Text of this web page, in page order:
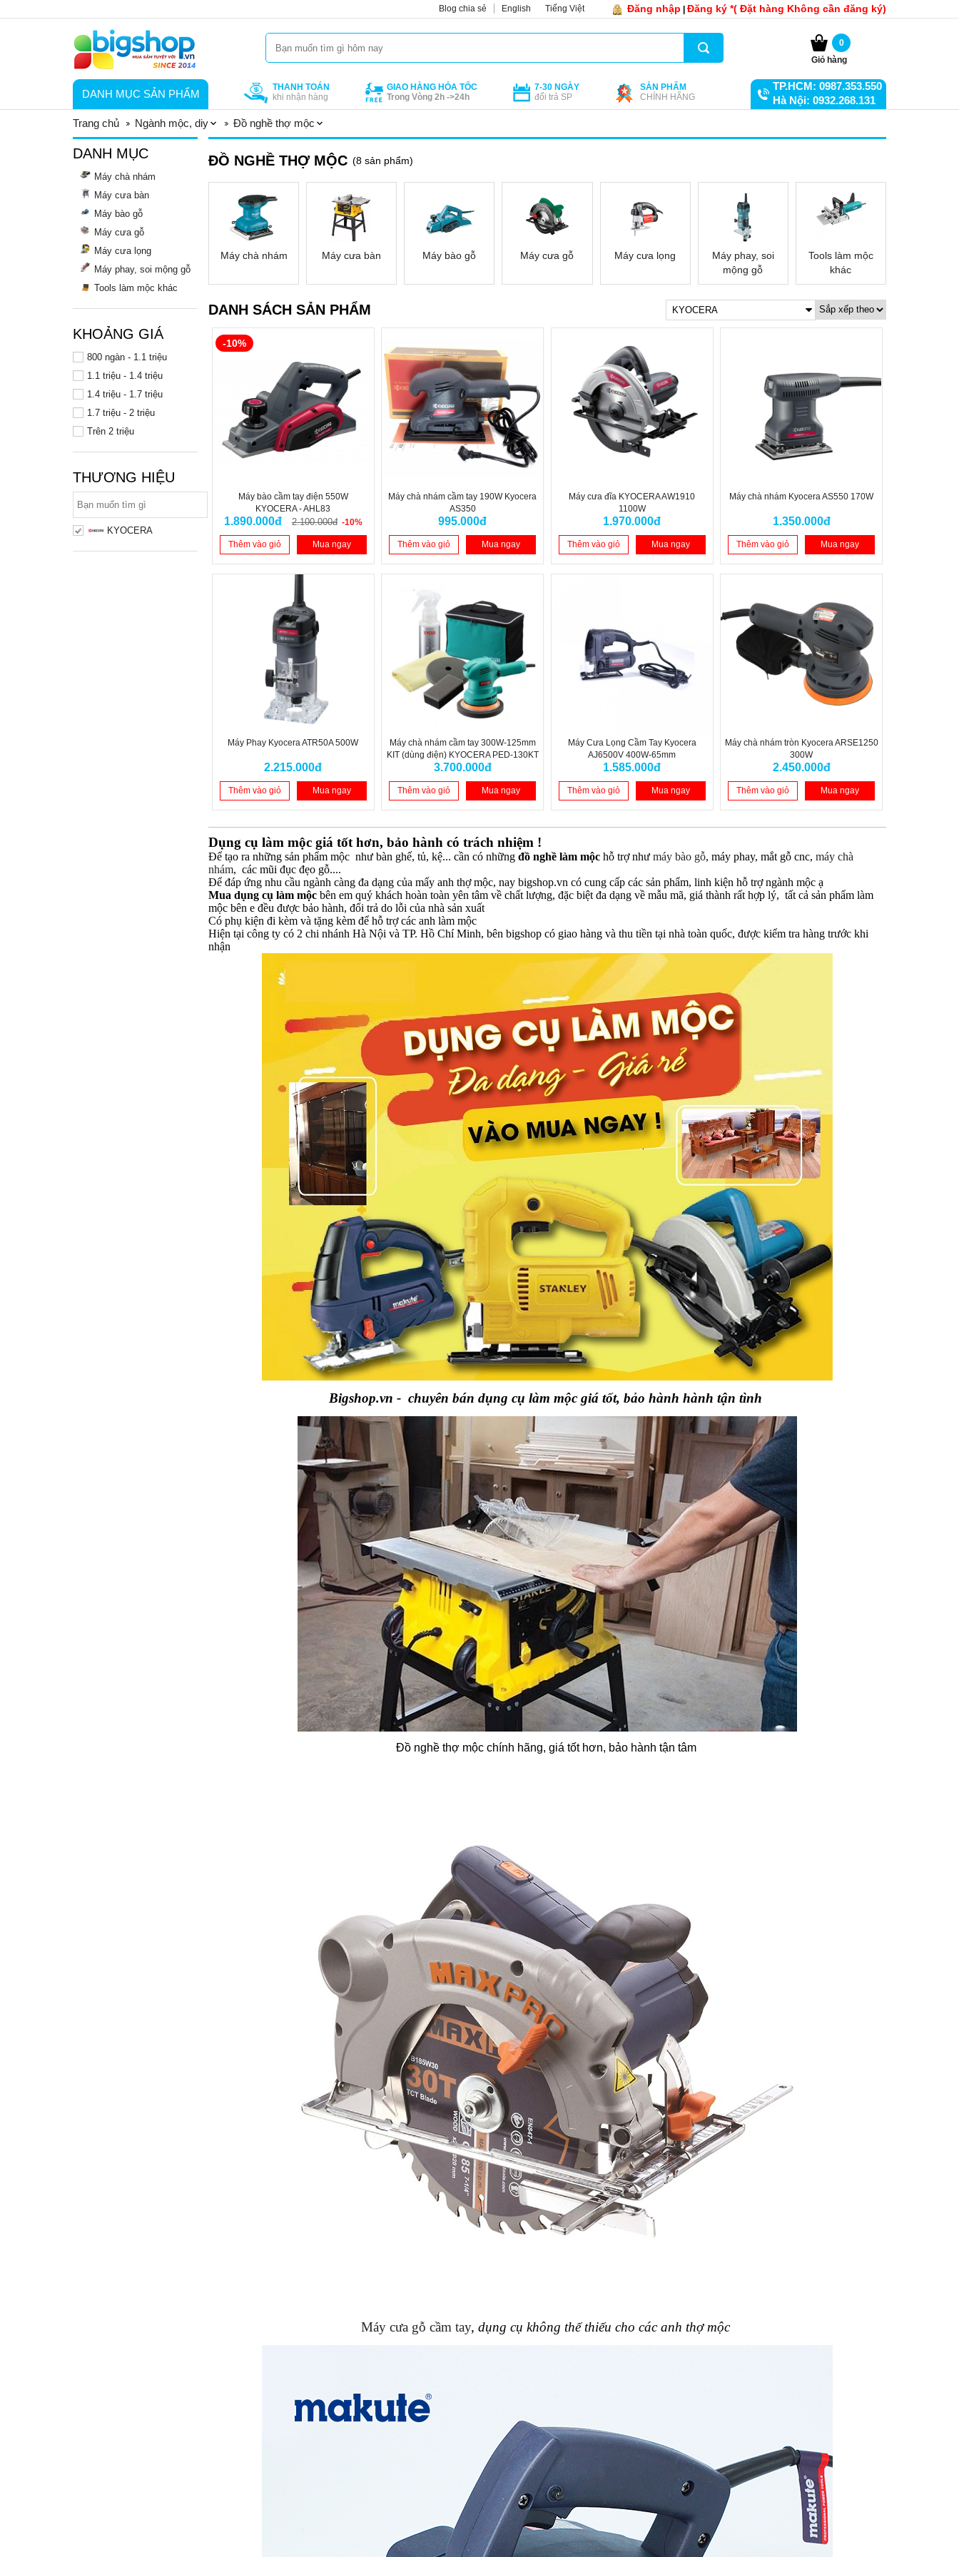
Đăng nhập Đăng ký *( Đặt hàng Không cần đăng ký)
Blog chia sẻ English Tiếng Việt
0
Giỏ hàng
DANH MỤC SẢN PHẨM
THANH TOÁN
khi nhận hàng
GIAO HÀNG HỎA TỐC
Trong Vòng 2h ->24h
7-30 NGÀY
đổi trả SP
SẢN PHẨM
CHÍNH HÃNG
TP.HCM: 0987.353.550
Hà Nội: 0932.268.131
Trang chủ
Ngành mộc, diy Đồ nghề thợ mộc
DANH MỤC
Máy chà nhám
Máy cưa bàn
Máy bào gỗ
Máy cưa gỗ
Máy cưa lọng
Máy phay, soi mộng gỗ
Tools làm mộc khác
KHOẢNG GIÁ
800 ngàn - 1.1 triệu
1.1 triệu - 1.4 triệu
1.4 triệu - 1.7 triệu
1.7 triệu - 2 triệu
Trên 2 triệu
THƯƠNG HIỆU
KYOCERA
ĐỒ NGHỀ THỢ MỘC (8 sản phẩm)
Máy chà nhám Máy cưa bàn Máy bào gỗ Máy cưa gỗ Máy cưa lọng
Máy phay, soi
mộng gỗ
Tools làm mộc
khác
DANH SÁCH SẢN PHẨM KYOCERA
Máy bào cầm tay điện 550W
KYOCERA - AHL83
1.890.000đ 2.100.000đ -10%
-10%
Thêm vào giỏ Mua ngay
Máy chà nhám cầm tay 190W Kyocera
AS350
995.000đ
Thêm vào giỏ Mua ngay
Máy cưa đĩa KYOCERA AW1910
1100W
1.970.000đ
Thêm vào giỏ Mua ngay
Máy chà nhám Kyocera AS550 170W
1.350.000đ
Thêm vào giỏ Mua ngay
Máy Phay Kyocera ATR50A 500W
2.215.000đ
Thêm vào giỏ Mua ngay
Máy chà nhám cầm tay 300W-125mm
KIT (dùng điện) KYOCERA PED-130KT
3.700.000đ
Thêm vào giỏ Mua ngay
Máy Cưa Lọng Cầm Tay Kyocera
AJ6500V 400W-65mm
1.585.000đ
Thêm vào giỏ Mua ngay
Máy chà nhám tròn Kyocera ARSE1250
300W
2.450.000đ
Thêm vào giỏ Mua ngay
Dụng cụ làm mộc giá tốt hơn, bảo hành có trách nhiệm !
Để tạo ra những sản phẩm mộc như bàn ghế, tủ, kệ... cần có những đồ nghề làm mộc hỗ trợ như máy bào gỗ, máy phay, mắt gỗ cnc, máy chà
nhám, các mũi đục đẹo gỗ....
Để đáp ứng nhu cầu ngành càng đa dạng của mấy anh thợ mộc, nay bigshop.vn có cung cấp các sản phẩm, linh kiện hỗ trợ ngành mộc ạ
Mua dụng cụ làm mộc bên em quý khách hoàn toàn yên tâm về chất lượng, đặc biệt đa dạng về mẫu mã, giá thành rất hợp lý, tất cả sản phẩm làm
mộc bên e đều được bảo hành, đổi trả do lỗi của nhà sản xuất
Có phụ kiện đi kèm và tặng kèm để hỗ trợ các anh làm mộc
Hiện tại công ty có 2 chi nhánh Hà Nội và TP. Hồ Chí Minh, bên bigshop có giao hàng và thu tiền tại nhà toàn quốc, được kiểm tra hàng trước khi
nhận
Bigshop.vn - chuyên bán dụng cụ làm mộc giá tốt, bảo hành hành tận tình
Đồ nghề thợ mộc chính hãng, giá tốt hơn, bảo hành tận tâm
Máy cưa gỗ cầm tay, dụng cụ không thế thiếu cho các anh thợ mộc